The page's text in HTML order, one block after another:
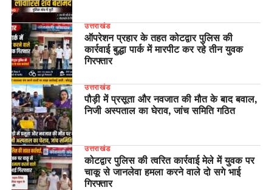
उत्तराखंड
ऑपरेशन प्रहार के तहत कोटद्वार पुलिस की
कार्रवाई बुद्धा पार्क में मारपीट कर रहे तीन युवक
गिरफ्तार
उत्तराखंड
पौड़ी में प्रसूता और नवजात की मौत के बाद बवाल,
निजी अस्पताल का घेराव, जांच समिति गठित
उत्तराखंड
कोटद्वार पुलिस की त्वरित कार्रवाई मेले में युवक पर
चाकू से जानलेवा हमला करने वाले दो सगे भाई
गिरफ्तार